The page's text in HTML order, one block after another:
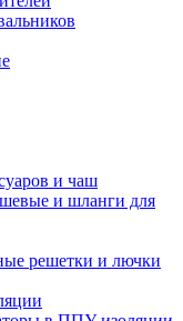
и чаш
и шланги для
решетки и лючки